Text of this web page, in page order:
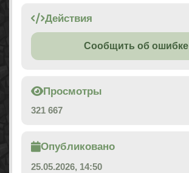
Действия
Сообщить об ошибке
Просмотры
321 667
Опубликовано
25.05.2026, 14:50